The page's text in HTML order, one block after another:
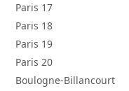
Paris 17
Paris 18
Paris 19
Paris 20
Boulogne-Billancourt